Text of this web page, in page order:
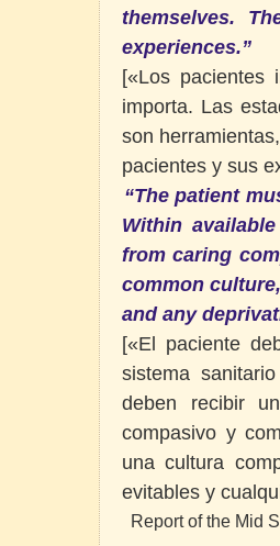
themselves.
experiences.”
[«Los pacientes
importa. Las
son
pacientes y sus
“The patient
Within
from caring
common
and any
[«El paciente
sistema
deben recibir
compasivo y
una cultura
evitables y
Report of the Mid